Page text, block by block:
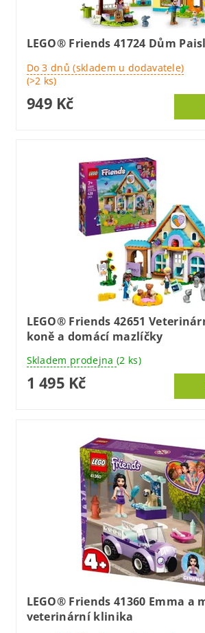
LEGO® Friends 41724 Dům
Do 3 dnů (skladem u dodavatele)
(>2 ks)
949 Kč
LEGO® Friends 42651
koně a domácí mazlíčky
Skladem prodejna (2 ks)
1 495 Kč
LEGO® Friends 41360 Emma a
veterinární klinika